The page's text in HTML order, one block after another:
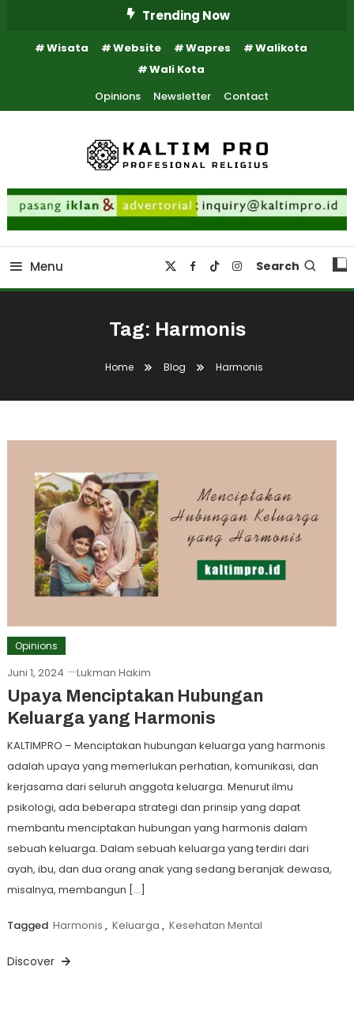
Content
Trending Now
Wisata Website Wapres
Walikota
Wali Kota
Opinions
Newsletter Contact
Kaltim Pro
Kaltim Profesional Religius
Menu Search
Tag: Harmonis
Home Blog Harmonis
Opinions
Juni 1, 2024 Lukman Hakim
Upaya Menciptakan Hubungan
Keluarga yang Harmonis
KALTIMPRO – Menciptakan hubungan keluarga yang harmonis
adalah upaya yang memerlukan perhatian, komunikasi, dan
kerjasama dari seluruh anggota keluarga. Menurut ilmu
psikologi, ada beberapa strategi dan prinsip yang dapat
membantu menciptakan hubungan yang harmonis dalam
sebuah keluarga. Dalam sebuah keluarga yang terdiri dari
ayah, ibu, dan dua orang anak yang sedang beranjak dewasa,
misalnya, membangun […]
Tagged Harmonis , Keluarga , Kesehatan Mental
Discover